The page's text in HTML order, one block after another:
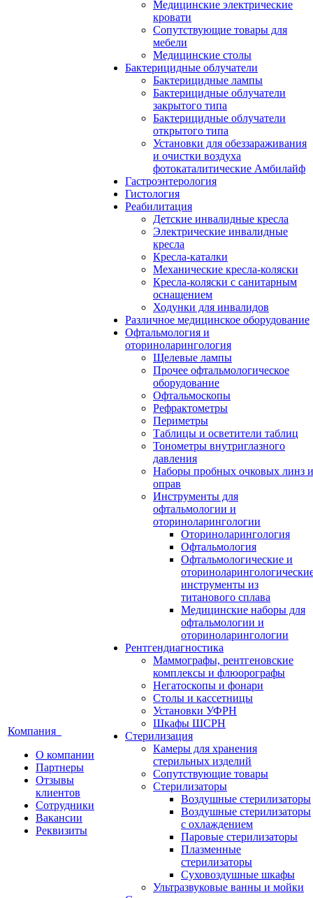
Компания
О компании
Партнеры
Отзывы
клиентов
Сотрудники
Вакансии
Реквизиты
Медицинские электрические
кровати
Сопутствующие товары для
мебели
Медицинские столы
Бактерицидные облучатели
Бактерицидные лампы
Бактерицидные облучатели
закрытого типа
Бактерицидные облучатели
открытого типа
Установки для обеззараживания
и очистки воздуха
фотокаталитические Амбилайф
Гастроэнтерология
Гистология
Реабилитация
Детские инвалидные кресла
Электрические инвалидные
кресла
Кресла-каталки
Механические кресла-коляски
Кресла-коляски с санитарным
оснащением
Ходунки для инвалидов
Различное медицинское оборудование
Офтальмология и
оториноларингология
Щелевые лампы
Прочее офтальмологическое
оборудование
Офтальмоскопы
Рефрактометры
Периметры
Таблицы и осветители таблиц
Тонометры внутриглазного
давления
Наборы пробных очковых линз и
оправ
Инструменты для
офтальмологии и
оториноларингологии
Оториноларингология
Офтальмология
Офтальмологические и
инструменты из
титанового сплава
Медицинские наборы для
офтальмологии и
оториноларингологии
Рентгендиагностика
Маммографы, рентгеновские
комплексы и флюорографы
Негатоскопы и фонари
Столы и кассетницы
Установки УФРН
Шкафы ШСРН
Стерилизация
Камеры для хранения
стерильных изделий
Сопутствующие товары
Стерилизаторы
Воздушные стерилизаторы
Воздушные стерилизаторы
с охлаждением
Паровые стерилизаторы
Плазменные
стерилизаторы
Суховоздушные шкафы
Ультразвуковые ванны и мойки